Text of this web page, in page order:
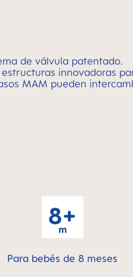
de válvula patentado.
innovadoras
MAM pueden
Para bebés de 8 meses